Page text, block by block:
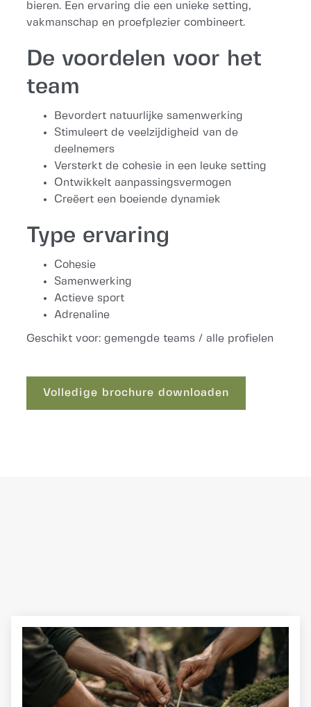
bieren. Een ervaring die een unieke setting,
vakmanschap en proefplezier combineert.
De voordelen voor het
team
Bevordert natuurlijke samenwerking
Stimuleert de veelzijdigheid van de
deelnemers
Versterkt de cohesie in een leuke setting
Ontwikkelt aanpassingsvermogen
Creëert een boeiende dynamiek
Type ervaring
Cohesie
Samenwerking
Actieve sport
Adrenaline
Geschikt voor: gemengde teams / alle profielen
Volledige brochure downloaden